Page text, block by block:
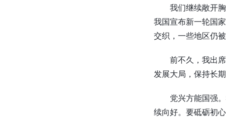
我们继续敞开
我国宣布新一轮国
交织，一些地区仍
前不久，我出
发展大局，保持长
党兴方能国强
续向好。要砥砺初